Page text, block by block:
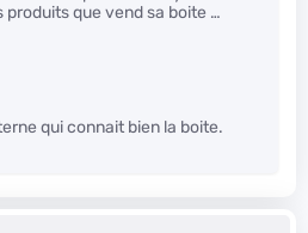
produits que vend sa boite …
qui connait bien la boite.